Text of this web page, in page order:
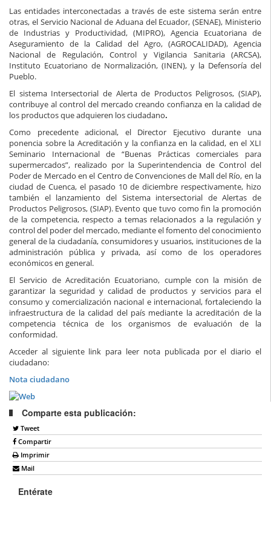
Las entidades interconectadas a través de este sistema serán entre
otras, el Servicio Nacional de Aduana del Ecuador, (SENAE), Ministerio
de Industrias y Productividad, (MIPRO), Agencia Ecuatoriana de
Aseguramiento de la Calidad del Agro, (AGROCALIDAD), Agencia
Nacional de Regulación, Control y Vigilancia Sanitaria (ARCSA),
Instituto Ecuatoriano de Normalización, (INEN), y la Defensoría del
Pueblo.
El sistema Intersectorial de Alerta de Productos Peligrosos, (SIAP),
contribuye al control del mercado creando confianza en la calidad de
los productos que adquieren los ciudadano.
Como precedente adicional, el Director Ejecutivo durante una
ponencia sobre la Acreditación y la confianza en la calidad, en el XLI
Seminario Internacional de “Buenas Prácticas comerciales para
supermercados”, realizado por la Superintendencia de Control del
Poder de Mercado en el Centro de Convenciones de Mall del Río, en la
ciudad de Cuenca, el pasado 10 de diciembre respectivamente, hizo
también el lanzamiento del Sistema intersectorial de Alertas de
Productos Peligrosos, (SIAP). Evento que tuvo como fin la promoción
de la competencia, respecto a temas relacionados a la regulación y
control del poder del mercado, mediante el fomento del conocimiento
general de la ciudadanía, consumidores y usuarios, instituciones de la
administración pública y privada, así como de los operadores
económicos en general.
El Servicio de Acreditación Ecuatoriano, cumple con la misión de
garantizar la seguridad y calidad de productos y servicios para el
consumo y comercialización nacional e internacional, fortaleciendo la
infraestructura de la calidad del país mediante la acreditación de la
competencia técnica de los organismos de evaluación de la
conformidad.
Acceder al siguiente link para leer nota publicada por el diario el
ciudadano:
Nota ciudadano
Comparte esta publicación:
Tweet
Compartir
Imprimir
Mail
Entérate